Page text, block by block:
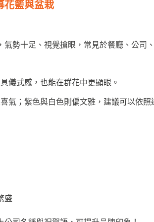
花籃與盆栽
氣勢十足、視覺搶眼，常見於餐廳、公司
儀式感，也能在群花中更顯眼。
氣；紫色與白色則偏文雅，建議可以依
盛